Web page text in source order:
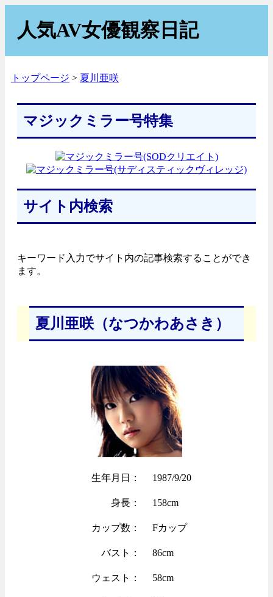
人気AV女優観察日記
トップページ 夏川亜咲
マジックミラー号特集
サイト内検索
キーワード入力でサイト内の記事検索することができ
ます。
夏川亜咲（なつかわあさき）
生年月日： 1987/9/20
身長： 158cm
カップ数： Fカップ
バスト： 86cm
ウェスト： 58cm